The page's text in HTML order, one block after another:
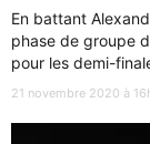
En battant
phase de groupe
pour les demi-
21 novembre 2020 à